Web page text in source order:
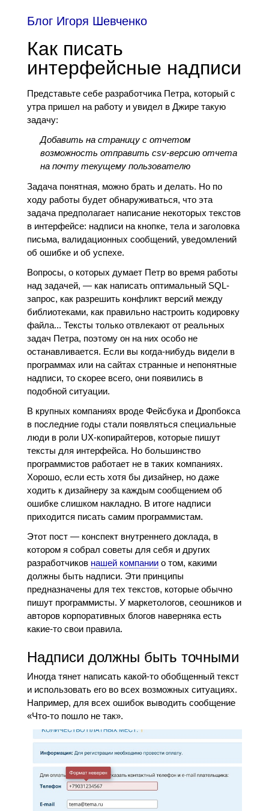
Блог Игоря Шевченко
Как писать
интерфейсные надписи
Представьте себе разработчика Петра, который с
утра пришел на работу и увидел в Джире такую
задачу:
Добавить на страницу с отчетом
возможность отправить csv-версию отчета
на почту текущему пользователю
Задача понятная, можно брать и делать. Но по
ходу работы будет обнаруживаться, что эта
задача предполагает написание некоторых текстов
в интерфейсе: надписи на кнопке, тела и заголовка
письма, валидационных сообщений, уведомлений
об ошибке и об успехе.
Вопросы, о которых думает Петр во время работы
над задачей, — как написать оптимальный SQL-
запрос, как разрешить конфликт версий между
библиотеками, как правильно настроить кодировку
файла... Тексты только отвлекают от реальных
задач Петра, поэтому он на них особо не
останавливается. Если вы когда-нибудь видели в
программах или на сайтах странные и непонятные
надписи, то скорее всего, они появились в
подобной ситуации.
В крупных компаниях вроде Фейсбука и Дропбокса
в последние годы стали появляться специальные
люди в роли UX-копирайтеров, которые пишут
тексты для интерфейса. Но большинство
программистов работает не в таких компаниях.
Хорошо, если есть хотя бы дизайнер, но даже
ходить к дизайнеру за каждым сообщением об
ошибке слишком накладно. В итоге надписи
приходится писать самим программистам.
Этот пост — конспект внутреннего доклада, в
котором я собрал советы для себя и других
разработчиков нашей компаниио том, какими
должны быть надписи. Эти принципы
предназначены для тех текстов, которые обычно
пишут программисты. У маркетологов, сеошников и
авторов корпоративных блогов наверняка есть
какие-то свои правила.
Надписи должны быть точными
Иногда тянет написать какой-то обобщенный текст
и использовать его во всех возможных ситуациях.
Например, для всех ошибок выводить сообщение
«Что-то пошло не так».